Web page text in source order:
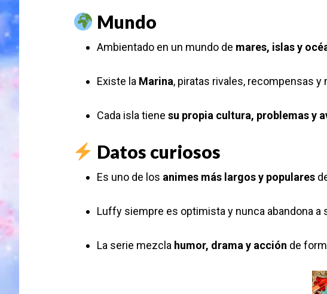
Mundo
Ambientado en un mundo de mares, islas y
Existe la Marina, piratas rivales, recompensas
Cada isla tiene su propia cultura, problemas y
Datos curiosos
Es uno de los animes más largos y populares
Luffy siempre es optimista y nunca abandona a
La serie mezcla humor, drama y acción de